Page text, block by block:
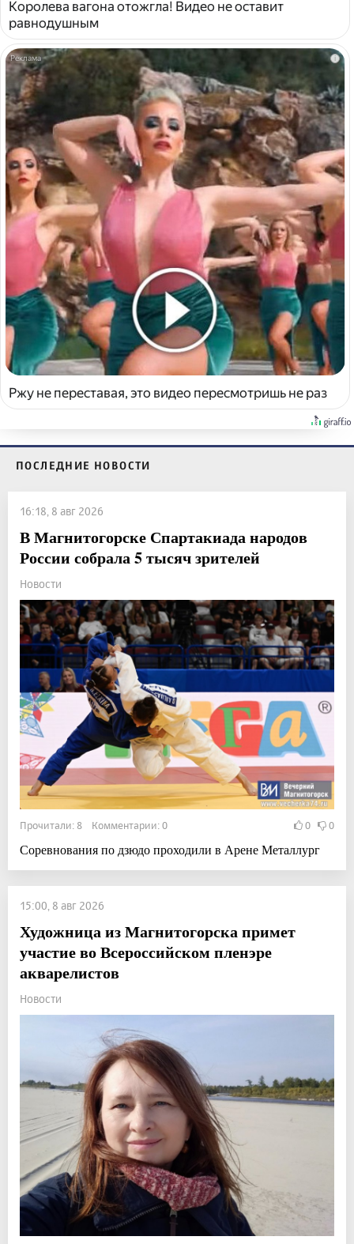
Королева вагона отожгла! Видео не оставит
равнодушным
i
Ржу не переставая, это видео пересмотришь не раз
ПОСЛЕДНИЕ НОВОСТИ
16:18, 8 авг 2026
В Магнитогорске Спартакиада народов
России собрала 5 тысяч зрителей
Новости
Прочитали: 8 Комментарии: 0 0 0
Соревнования по дзюдо проходили в Арене Металлург
15:00, 8 авг 2026
Художница из Магнитогорска примет
участие во Всероссийском пленэре
акварелистов
Новости